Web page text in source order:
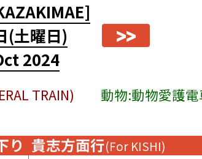
(土曜日)
2024
>>
TRAIN)
動物:動物愛護電
り 貴志方面行(For KISHI)